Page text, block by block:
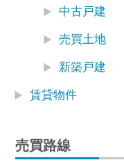
中古戸建
売買土地
新築戸建
賃貸物件
売買路線